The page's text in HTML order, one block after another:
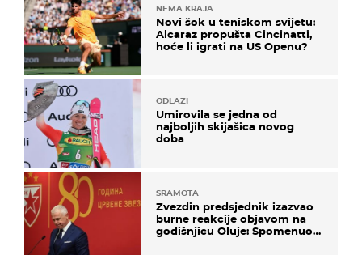
NEMA KRAJA
Novi šok u teniskom svijetu:
Alcaraz propušta Cincinatti,
hoće li igrati na US Openu?
ODLAZI
Umirovila se jedna od
najboljih skijašica novog
doba
SRAMOTA
Zvezdin predsjednik izazvao
burne reakcije objavom na
godišnjicu Oluje: Spomenuo